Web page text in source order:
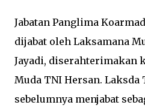
Jabatan Panglima
dijabat oleh Laksamana
Jayadi, diserahterimakan
Muda TNI Hersan. Laksda
sebelumnya menjabat